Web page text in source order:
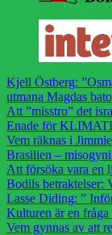
Kjell Östberg:
utmana Magdas
Att ”misstro” det
Enade för
Vem räknas i
Brasilien –
Att försöka vara en
Bodils betraktelser:
Lasse Diding: ”
Kulturen är en
Vem gynnas av att